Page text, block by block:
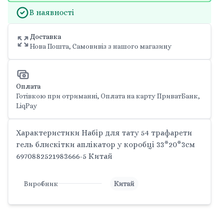
В наявності
Доставка
Нова Пошта, Самовивіз з нашого магазину
Оплата
Готівкою при отриманні, Оплата на карту ПриватБанк,
LiqPay
Характеристики Набір для тату 54 трафарети
гель блискітки аплікатор у коробці 33*20*3см
6970882521983666-5 Китай
Виробник Китай